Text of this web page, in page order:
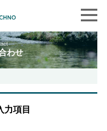
わせ
項目